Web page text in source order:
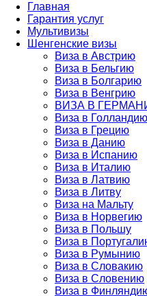
Главная
Гарантия услуг
Мультивизы
Шенгенские визы
Виза в Австрию
Виза в Бельгию
Виза в Болгарию
Виза в Венгрию
ВИЗА В
Виза в
Виза в Грецию
Виза в Данию
Виза в Испанию
Виза в Италию
Виза в Латвию
Виза в Литву
Виза на Мальту
Виза в Норвегию
Виза в Польшу
Виза в
Виза в Румынию
Виза в Словакию
Виза в Словению
Виза в